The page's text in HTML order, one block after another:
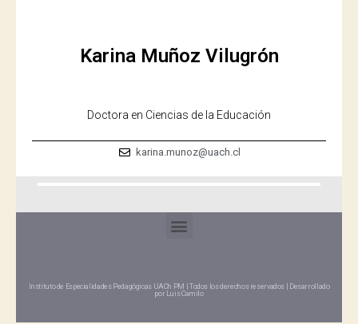
Karina Muñoz Vilugrón
Doctora en Ciencias de la Educación
karina.munoz@uach.cl
Instituto de Especialidades Pedagógicas UACh PM | Todos los derechos reservados | Desarrollado
por Luis Camilo